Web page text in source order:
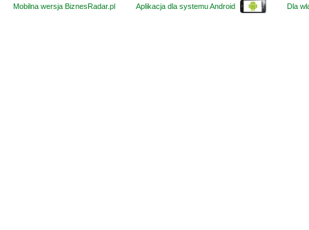
Mobilna wersja BiznesRadar.pl
Aplikacja dla systemu Android Dla